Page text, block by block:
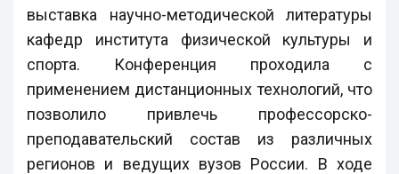
выставка научно-методической литературы
кафедр института физической культуры и
спорта. Конференция проходила с
применением дистанционных технологий, что
позволило привлечь профессорско-
преподавательский состав из различных
регионов и ведущих вузов России. В ходе